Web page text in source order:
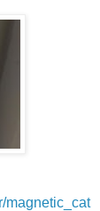
magnetic_cat